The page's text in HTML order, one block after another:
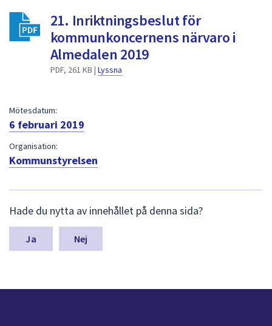
att
välja
något
21. Inriktningsbeslut för
kommunkoncernens närvaro i
Almedalen 2019
PDF, 261 KB | Lyssna
Mötesdatum:
6 februari 2019
Organisation:
Kommunstyrelsen
ä
m
a
n
Hade du nytta av innehållet på denna sida?
Nej